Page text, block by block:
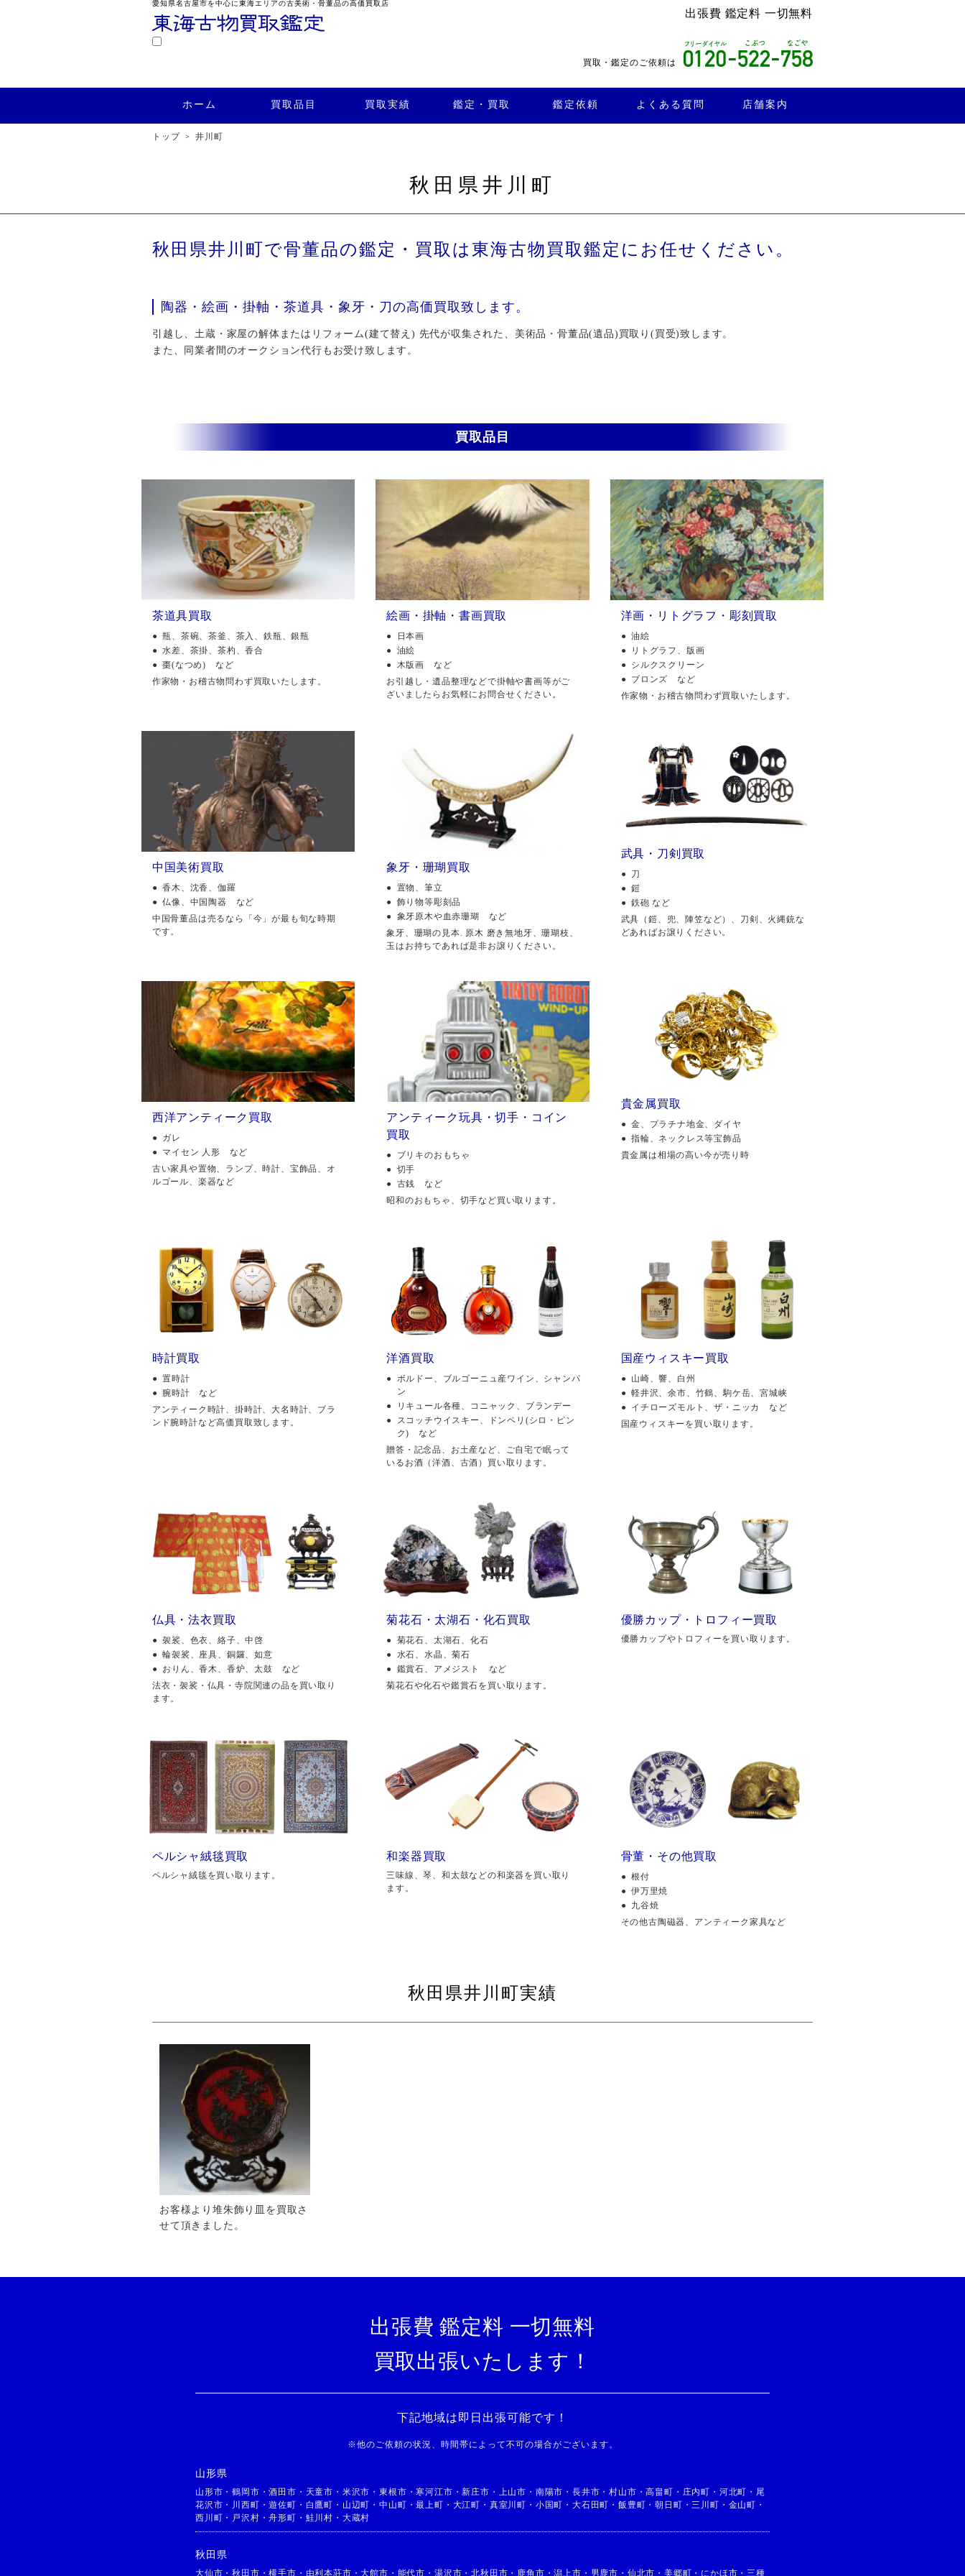
愛知県名古屋市を中心に東海エリアの古美術・骨董品の高価買取店
出張費 鑑定料 一切無料
買取・鑑定のご依頼は
ホーム 買取品目 買取実績 鑑定・買取 鑑定依頼 よくある質問 店舗案内
トップ 井川町
秋田県井川町
秋田県井川町で骨董品の鑑定・買取は東海古物買取鑑定にお任せください。
陶器・絵画・掛軸・茶道具・象牙・刀の高価買取致します。
引越し、土蔵・家屋の解体またはリフォーム(建て替え) 先代が収集された、美術品・骨董品(遺品)買取り(買受)致します。
また、同業者間のオークション代行もお受け致します。
買取品目
茶道具買取
瓶、茶碗、茶釜、茶入、鉄瓶、銀瓶
水差、茶掛、茶杓、香合
棗(なつめ) など
作家物・お稽古物問わず買取いたします。
絵画・掛軸・書画買取
日本画
油絵
木版画 など
お引越し・遺品整理などで掛軸や書画等がご
ざいましたらお気軽にお問合せください。
洋画・リトグラフ・彫刻買取
油絵
リトグラフ、版画
シルクスクリーン
ブロンズ など
作家物・お稽古物問わず買取いたします。
中国美術買取
香木、沈香、伽羅
仏像、中国陶器 など
中国骨董品は売るなら「今」が最も旬な時期
です。
象牙・珊瑚買取
置物、筆立
飾り物等彫刻品
象牙原木や血赤珊瑚 など
象牙、珊瑚の見本. 原木 磨き無地牙、珊瑚枝、
玉はお持ちであれば是非お譲りください。
武具・刀剣買取
刀
鎧
鉄砲 など
武具（鎧、兜、陣笠など）、刀剣、火縄銃な
どあればお譲りください。
西洋アンティーク買取
ガレ
マイセン 人形 など
古い家具や置物、ランプ、時計、宝飾品、オ
ルゴール、楽器など
アンティーク玩具・切手・コイン
買取
ブリキのおもちゃ
切手
古銭 など
昭和のおもちゃ、切手など買い取ります。
貴金属買取
金、プラチナ地金、ダイヤ
指輪、ネックレス等宝飾品
貴金属は相場の高い今が売り時
時計買取
置時計
腕時計 など
アンティーク時計、掛時計、大名時計、ブラ
ンド腕時計など高価買取致します。
洋酒買取
ボルドー、ブルゴーニュ産ワイン、シャンパ
ン
リキュール各種、コニャック、ブランデー
スコッチウイスキー、ドンペリ(シロ・ピン
ク) など
贈答・記念品、お土産など、ご自宅で眠って
いるお酒（洋酒、古酒）買い取ります。
国産ウィスキー買取
山崎、響、白州
軽井沢、余市、竹鶴、駒ケ岳、宮城峡
イチローズモルト、ザ・ニッカ など
国産ウィスキーを買い取ります。
仏具・法衣買取
袈裟、色衣、絡子、中啓
輪袈裟、座具、銅鑼、如意
おりん、香木、香炉、太鼓 など
法衣・袈裟・仏具・寺院関連の品を買い取り
ます。
菊花石・太湖石・化石買取
菊花石、太湖石、化石
水石、水晶、菊石
鑑賞石、アメジスト など
菊花石や化石や鑑賞石を買い取ります。
優勝カップ・トロフィー買取
優勝カップやトロフィーを買い取ります。
ペルシャ絨毯買取
ペルシャ絨毯を買い取ります。
和楽器買取
三味線、琴、和太鼓などの和楽器を買い取り
ます。
骨董・その他買取
根付
伊万里焼
九谷焼
その他古陶磁器、アンティーク家具など
秋田県井川町実績
お客様より堆朱飾り皿を買取さ
せて頂きました。
出張費 鑑定料 一切無料
買取出張いたします！
下記地域は即日出張可能です！
※他のご依頼の状況、時間帯によって不可の場合がございます。
山形県
山形市 ・鶴岡市 ・酒田市 ・ 天童市 ・ 米沢市 ・東根市 ・寒河江市 ・新庄市 ・ 上山市 ・ 南陽市 ・ 長井市 ・村山市 ・高畠町 ・ 庄内町 ・ 河北町 ・ 尾
花沢市 ・ 川西町 ・遊佐町 ・ 白鷹町 ・ 山辺町 ・中山町 ・最上町 ・ 大江町 ・ 真室川町 ・ 小国町 ・ 大石田町 ・ 飯豊町 ・朝日町 ・ 三川町 ・ 金山町 ・
西川町 ・ 戸沢村 ・舟形町 ・ 鮭川村 ・ 大蔵村
秋田県
大仙市 ・秋田市 ・横手市 ・ 由利本荘市 ・大館市 ・ 能代市 ・ 湯沢市 ・北秋田市 ・ 鹿角市 ・潟上市 ・ 男鹿市 ・ 仙北市 ・美郷町 ・ にかほ市 ・ 三種